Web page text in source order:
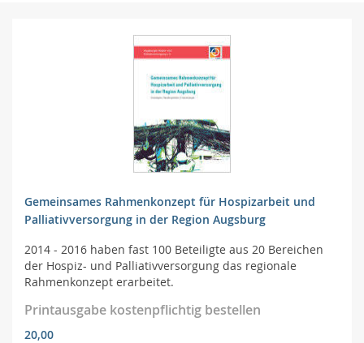
Der AHPV
Jetzt spenden
AGB
Datenschutz
Gemeinsames Rahmenkonzept für Hospizarbeit und
Palliativversorgung in der Region Augsburg
2014 - 2016 haben fast 100 Beteiligte aus 20 Bereichen
der Hospiz- und Palliativversorgung das regionale
Rahmenkonzept erarbeitet.
Printausgabe kostenpflichtig bestellen
20,00